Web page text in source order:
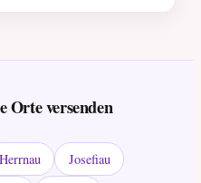
Orte versenden
Herrnau
Josefiau